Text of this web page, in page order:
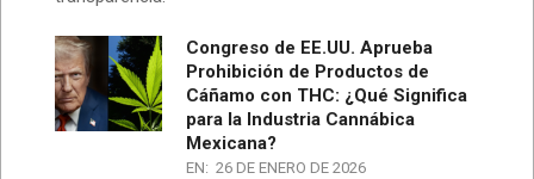
Congreso de EE.UU. Aprueba
Prohibición de Productos de
Cáñamo con THC: ¿Qué Significa
para la Industria Cannábica
Mexicana?
EN: 26 DE ENERO DE 2026